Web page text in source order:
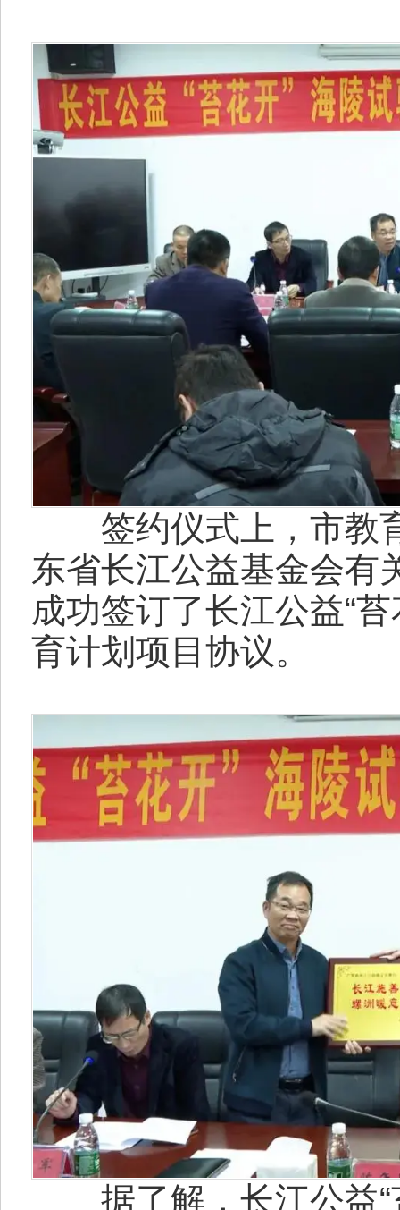
签约仪式上，市教
东省长江公益基金会有
成功签订了长江公益“
育计划项目协议。
据了解，长江公益“